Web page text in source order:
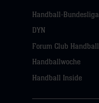
Handball-Bundesliga
DYN
Forum Club Handball
Handballwoche
Handball Inside